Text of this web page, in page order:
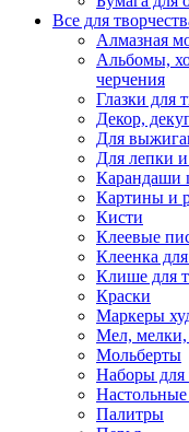
Все для
Алмазная
Альбомы,
черчения
Глазки для
Декор,
Для
Для лепки
Карандаши
Картины и
Кисти
Клеевые
Клеенка
Клише для
Краски
Маркеры
Мел, мелки,
Мольберты
Наборы для
Палитры